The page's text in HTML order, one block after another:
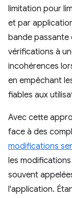
limitation pour
et par
bande passante
vérifications à
incohérences
en empêchant
fiables aux
Avec cette
face à des
modifications
les
souvent
l'application.